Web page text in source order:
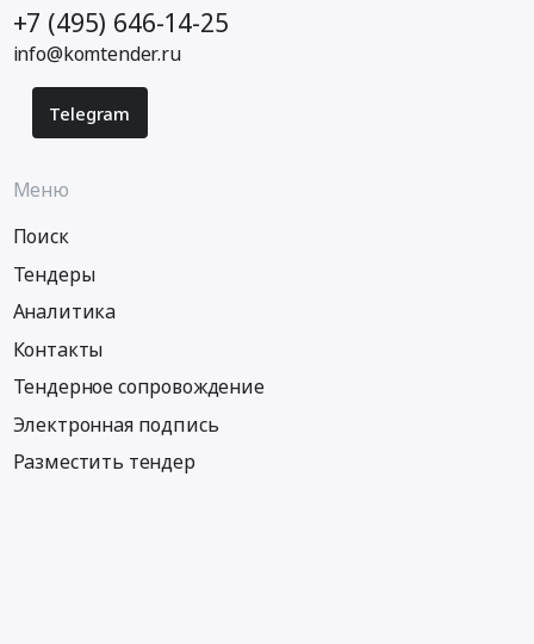
+7 (495) 646-14-25
info@komtender.ru
Telegram
Меню
Поиск
Тендеры
Аналитика
Контакты
Тендерное сопровождение
Электронная подпись
Разместить тендер